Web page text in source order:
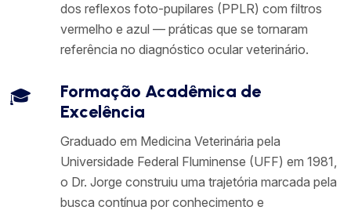
dos reflexos foto-pupilares (PPLR) com filtros
vermelho e azul — práticas que se tornaram
referência no diagnóstico ocular veterinário.
🎓
Formação Acadêmica de
Excelência
Graduado em Medicina Veterinária pela
Universidade Federal Fluminense (UFF) em 1981,
o Dr. Jorge construiu uma trajetória marcada pela
busca contínua por conhecimento e